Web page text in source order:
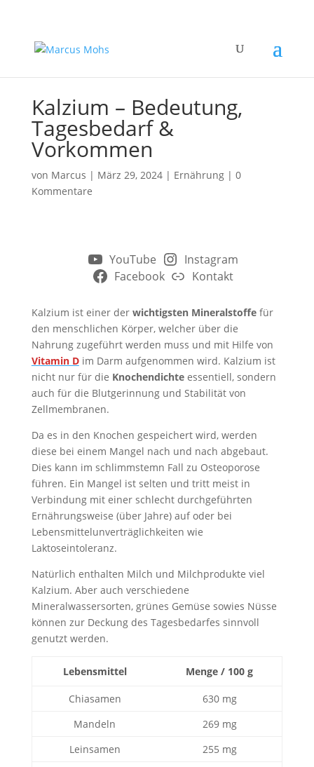
Kalzium – Bedeutung,
Tagesbedarf &
Vorkommen
von Marcus | März 29, 2024| Ernährung| 0
Kommentare
YouTube
Instagram
Facebook
Kontakt
Kalzium ist einer der wichtigsten Mineralstoffe für
den menschlichen Körper, welcher über die
Nahrung zugeführt werden muss und mit Hilfe von
Vitamin Dim Darm aufgenommen wird. Kalzium ist
nicht nur für die Knochendichte essentiell, sondern
auch für die Blutgerinnung und Stabilität von
Zellmembranen.
Da es in den Knochen gespeichert wird, werden
diese bei einem Mangel nach und nach abgebaut.
Dies kann im schlimmstemn Fall zu Osteoporose
führen. Ein Mangel ist selten und tritt meist in
Verbindung mit einer schlecht durchgeführten
Ernährungsweise (über Jahre) auf oder bei
Lebensmittelunverträglichkeiten wie
Laktoseintoleranz.
Natürlich enthalten Milch und Milchprodukte viel
Kalzium. Aber auch verschiedene
Mineralwassersorten, grünes Gemüse sowies Nüsse
können zur Deckung des Tagesbedarfes sinnvoll
genutzt werden.
Lebensmittel Menge / 100 g
Chiasamen
630 mg
Mandeln
269 mg
Leinsamen
255 mg